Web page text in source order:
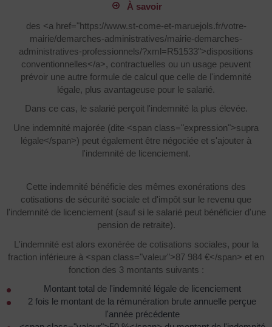
À savoir
des <a href="https://www.st-come-et-maruejols.fr/votre-
mairie/demarches-administratives/mairie-demarches-
administratives-professionnels/?xml=R51533">dispositions
conventionnelles</a>, contractuelles ou un usage peuvent
prévoir une autre formule de calcul que celle de l'indemnité
légale, plus avantageuse pour le salarié.
Dans ce cas, le salarié perçoit l'indemnité la plus élevée.
Une indemnité majorée (dite <span class="expression">supra
légale</span>) peut également être négociée et s'ajouter à
l'indemnité de licenciement.
Cette indemnité bénéficie des mêmes exonérations des
cotisations de sécurité sociale et d'impôt sur le revenu que
l'indemnité de licenciement (sauf si le salarié peut bénéficier d'une
pension de retraite).
L'indemnité est alors exonérée de cotisations sociales, pour la
fraction inférieure à <span class="valeur">87 984 €</span> et en
fonction des 3 montants suivants :
Montant total de l'indemnité légale de licenciement
2 fois le montant de la rémunération brute annuelle perçue
l'année précédente